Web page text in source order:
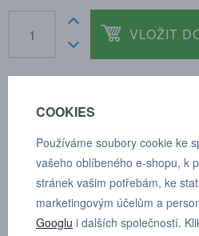
VLOŽIT
TECHNICKÉ ÚDAJE
Oko - jeden vývod pro montáž na
COOKIES
Používáme soubory cookie ke
vašeho oblíbeného e-shopu, k
stránek vašim potřebám, ke
marketingovým účelům a
Googlu i dalších společností.